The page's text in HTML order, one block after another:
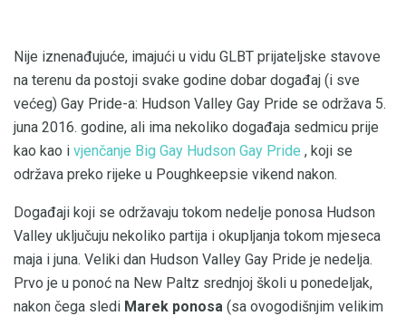
Nije iznenađujuće, imajući u vidu GLBT prijateljske stavove
na terenu da postoji svake godine dobar događaj (i sve
većeg) Gay Pride-a: Hudson Valley Gay Pride se održava 5.
juna 2016. godine, ali ima nekoliko događaja sedmicu prije
kao kao i vjenčanje Big Gay Hudson Gay Pride , koji se
održava preko rijeke u Poughkeepsie vikend nakon.
Događaji koji se održavaju tokom nedelje ponosa Hudson
Valley uključuju nekoliko partija i okupljanja tokom mjeseca
maja i juna. Veliki dan Hudson Valley Gay Pride je nedelja.
Prvo je u ponoć na New Paltz srednjoj školi u ponedeljak,
nakon čega sledi Marek ponosa (sa ovogodišnjim velikim